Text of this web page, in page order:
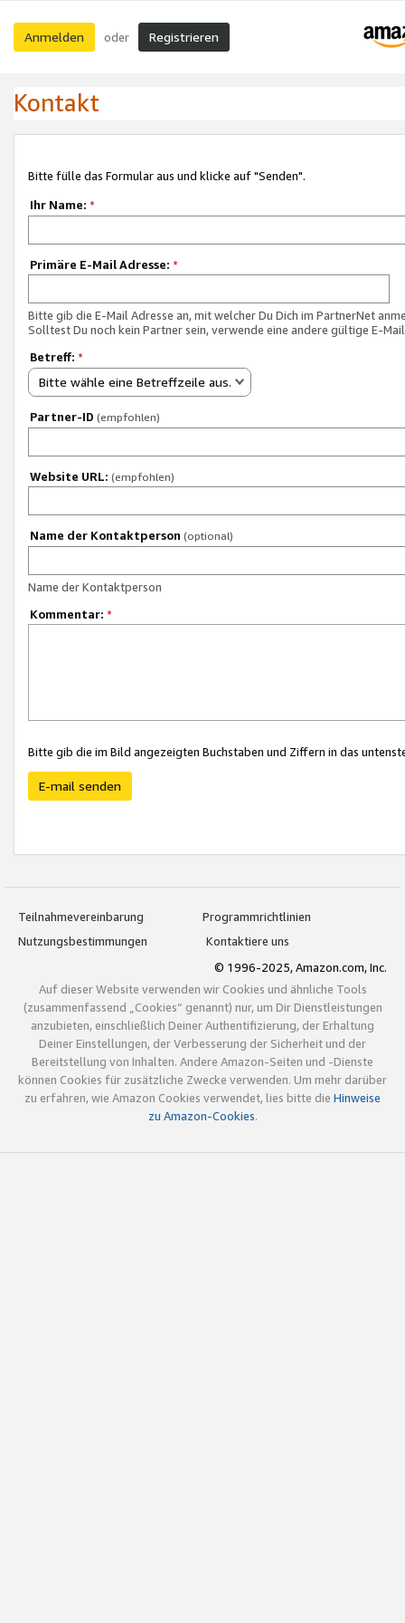
Anmelden oder Registrieren
Kontakt
Bitte fülle das Formular aus und klicke auf "Senden".
Ihr Name: *
Primäre E-Mail Adresse: *
Bitte gib die E-Mail Adresse an, mit welcher Du Dich im PartnerNet
Solltest Du noch kein Partner sein, verwende eine andere gültige E-
Betreff: *
Bitte wähle eine Betreffzeile aus.
Partner-ID (empfohlen)
Website URL: (empfohlen)
Name der Kontaktperson (optional)
Name der Kontaktperson
Kommentar: *
Bitte gib die im Bild angezeigten Buchstaben und Ziffern in das
E-mail senden
Teilnahmevereinbarung
Programmrichtlinien
Nutzungsbestimmungen
Kontaktiere uns
© 1996-2025, Amazon.com, Inc.
Auf dieser Website verwenden wir Cookies und ähnliche Tools
(zusammenfassend „Cookies“ genannt) nur, um Dir Dienstleistungen
anzubieten, einschließlich Deiner Authentifizierung, der Erhaltung
Deiner Einstellungen, der Verbesserung der Sicherheit und der
Bereitstellung von Inhalten. Andere Amazon-Seiten und -Dienste
können Cookies für zusätzliche Zwecke verwenden. Um mehr darüber
zu erfahren, wie Amazon Cookies verwendet, lies bitte die Hinweise
zu Amazon-Cookies.